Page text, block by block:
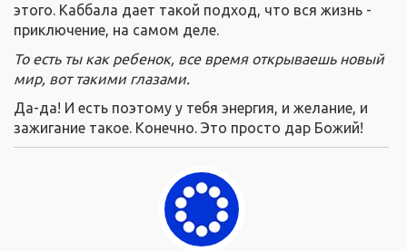
этого. Каббала дает такой подход, что вся жизнь -
приключение, на самом деле.
То есть ты как ребенок, все время открываешь новый
мир, вот такими глазами.
Да-да! И есть поэтому у тебя энергия, и желание, и
зажигание такое. Конечно. Это просто дар Божий!